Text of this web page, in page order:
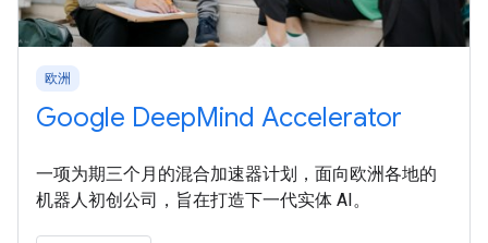
欧洲
Google DeepMind Accelerator
一项为期三个月的混合加速器计划，面向欧洲各地的
机器人初创公司，旨在打造下一代实体 AI。